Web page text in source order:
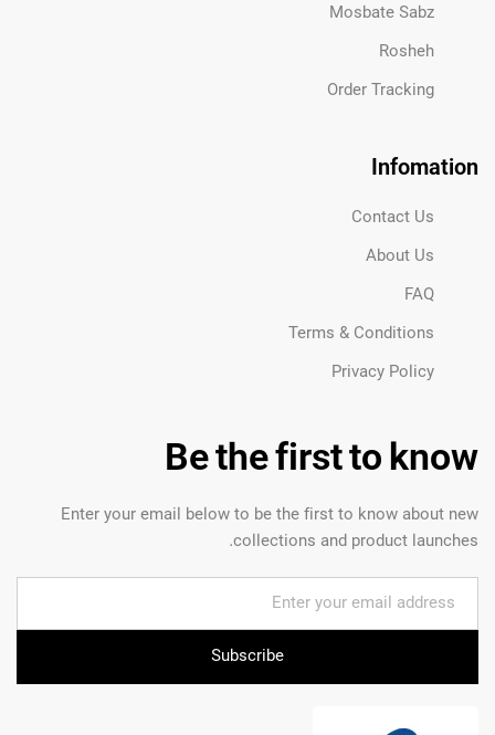
Mosbate Sabz
Rosheh
Order Tracking
Infomation
Contact Us
About Us
FAQ
Terms & Conditions
Privacy Policy
Be the first to know
Enter your email below to be the first to know about new
collections and product launches.
Subscribe